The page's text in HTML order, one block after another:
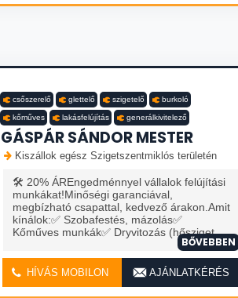
csőszerelő glettelő szigetelő burkoló
kőműves lakásfelújítás generálkivitelező
GÁSPÁR SÁNDOR MESTER
Kiszállok egész Szigetszentmiklós területén
🛠️ 20% ÁREngedménnyel vállalok felújítási
munkákat!Minőségi garanciával,
megbízható csapattal, kedvező árakon.Amit
kínálok:✅ Szobafestés, mázolás✅
Kőműves munkák✅ Dryvitozás (hősziget...
BŐVEBBEN
HÍVÁS MOBILON AJÁNLATKÉRÉS